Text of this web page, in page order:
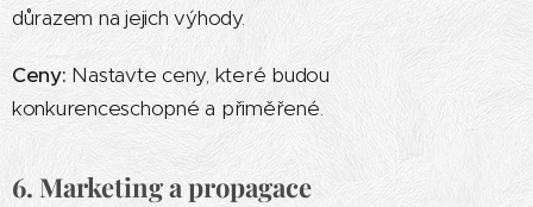
důrazem na jejich výhody.
Ceny: Nastavte ceny, které budou
konkurenceschopné a přiměřené.
6. Marketing a propagace